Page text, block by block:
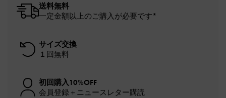
送料無料
一定金額以上のご購入が必要です*
サイズ交換
１回無料
初回購入10%OFF
会員登録＋ニュースレター購読